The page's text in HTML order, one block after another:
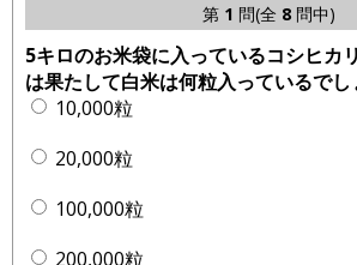
第 1 問(全 8問中)
5キロのお米袋に入っているコシヒカ
は果たして白米は何粒入っているでし
10,000粒
20,000粒
100,000粒
200,000粒